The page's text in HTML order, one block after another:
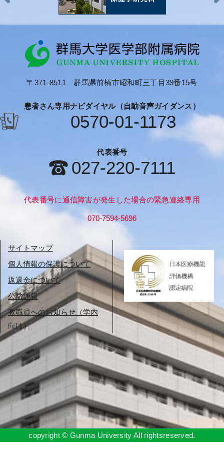
〒371-8511 群馬県前橋市昭和町三丁目39番15号
患者さん専用ナビダイヤル（自動音声ガイダンス）
0570-01-1173
代表番号
027-220-7111
代表番号に通信障害が発生した場合の緊急連絡専用
070-7594-5696
サイトマップ
個人情報の保護について
返還金について
公益通報
教職員へのお知らせ（学内
向け）
copyright © Gunma University All rightsreserved.